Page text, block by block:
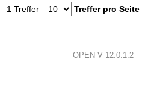
Zum Download
1 Treffer Treffer pro Seite
OPEN V 12.0.1.2